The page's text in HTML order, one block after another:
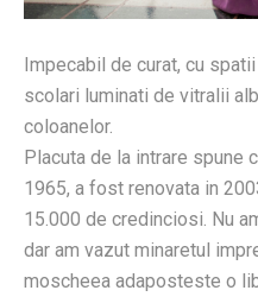
Impecabil de curat, cu
scolari luminati de vitralii
coloanelor.
Placuta de la intrare spune
1965, a fost renovata in
15.000 de credinciosi. Nu
dar am vazut minaretul
moscheea adaposteste o